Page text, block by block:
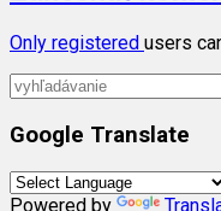
Only registered users
Google Translate
Powered by